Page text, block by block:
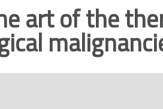
art of the